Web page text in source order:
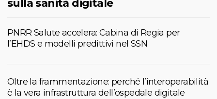
sulla sanità digitale
PNRR Salute accelera: Cabina di Regia per
l’EHDS e modelli predittivi nel SSN
Oltre la frammentazione: perché l’interoperabilità
è la vera infrastruttura dell’ospedale digitale